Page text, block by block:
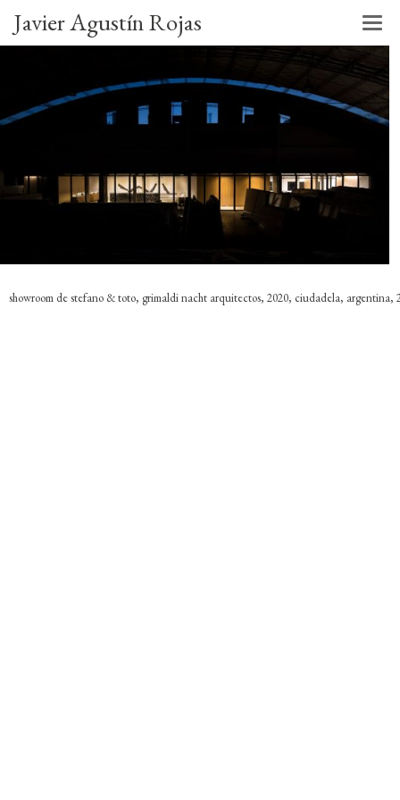
Javier Agustín Rojas
showroom de stefano & toto, grimaldi nacht arquitectos, 2020, ciudadela, argentina,